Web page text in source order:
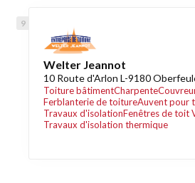
Welter Jeannot
10 Route d'Arlon L-9180
Toiture bâtimentCharpente
Ferblanterie de toitureAuvent pour
Travaux d'isolationFenêtres de toit
Travaux d'isolation thermique